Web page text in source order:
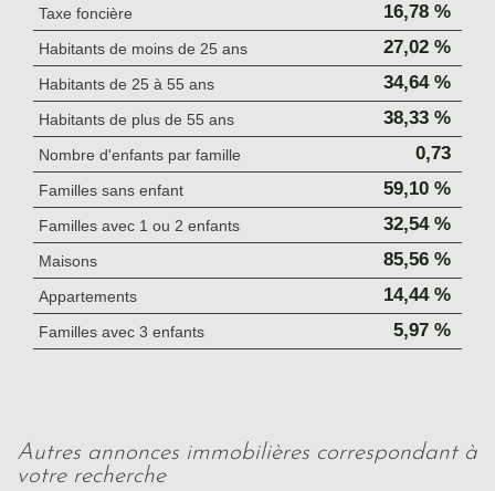
Taxe foncière 16,78 %
Habitants de moins de 25 ans 27,02 %
Habitants de 25 à 55 ans 34,64 %
Habitants de plus de 55 ans 38,33 %
Nombre d'enfants par famille 0,73
Familles sans enfant 59,10 %
Familles avec 1 ou 2 enfants 32,54 %
Maisons 85,56 %
Appartements 14,44 %
Familles avec 3 enfants 5,97 %
autres annonces immobilières correspondant à
votre recherche